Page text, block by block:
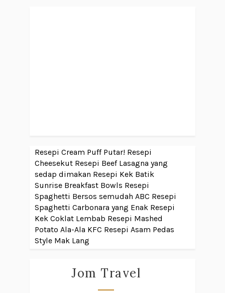
Resepi Cream Puff Putar! Resepi
Cheesekut Resepi Beef Lasagna yang
sedap dimakan Resepi Kek Batik
Sunrise Breakfast Bowls Resepi
Spaghetti Bersos semudah ABC Resepi
Spaghetti Carbonara yang Enak Resepi
Kek Coklat Lembab Resepi Mashed
Potato Ala-Ala KFC Resepi Asam Pedas
Style Mak Lang
Jom Travel